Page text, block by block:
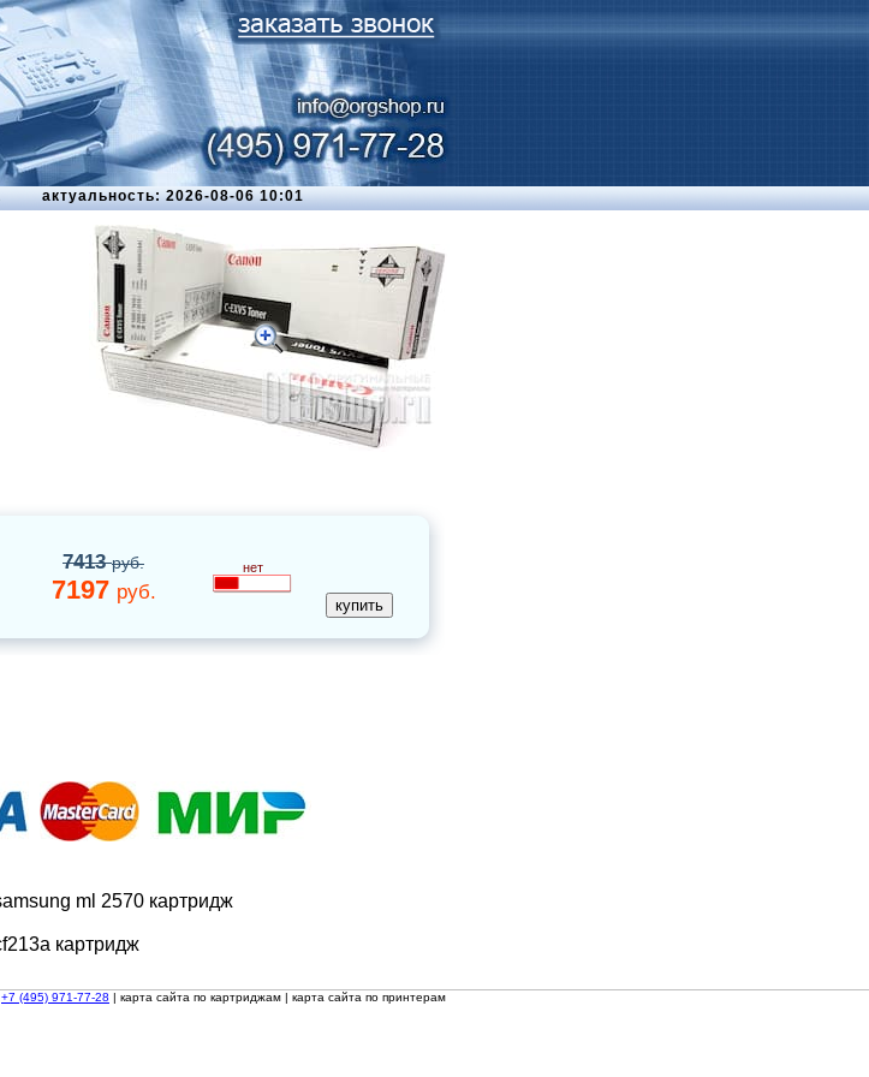
актуальность: 2026-08-06 10:01
7413руб.
7197 руб.
нет
ml 2570 картридж
картридж
+7 (495) 971-77-28 | карта сайта по картриджам | карта сайта по принтерам